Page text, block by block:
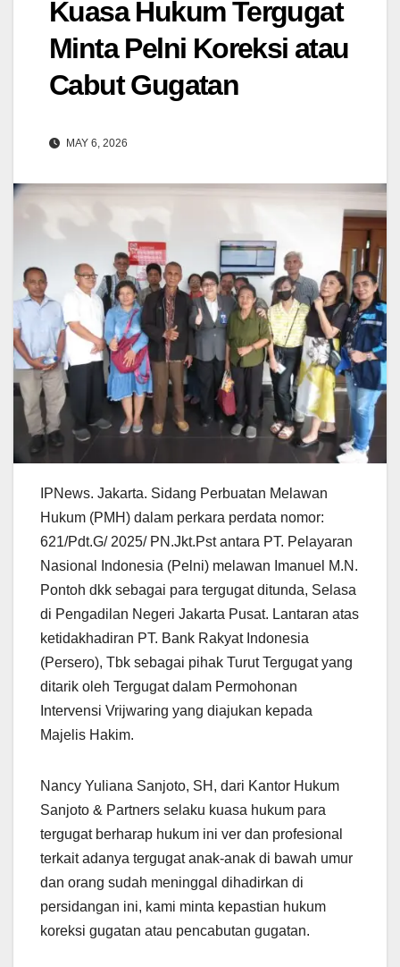
Kuasa Hukum Tergugat
Minta Pelni Koreksi atau
Cabut Gugatan
MAY 6, 2026
IPNews. Jakarta. Sidang Perbuatan Melawan
Hukum (PMH) dalam perkara perdata nomor:
621/Pdt.G/ 2025/ PN.Jkt.Pst antara PT. Pelayaran
Nasional Indonesia (Pelni) melawan Imanuel M.N.
Pontoh dkk sebagai para tergugat ditunda, Selasa
di Pengadilan Negeri Jakarta Pusat. Lantaran atas
ketidakhadiran PT. Bank Rakyat Indonesia
(Persero), Tbk sebagai pihak Turut Tergugat yang
ditarik oleh Tergugat dalam Permohonan
Intervensi Vrijwaring yang diajukan kepada
Majelis Hakim.
Nancy Yuliana Sanjoto, SH, dari Kantor Hukum
Sanjoto & Partners selaku kuasa hukum para
tergugat berharap hukum ini ver dan profesional
terkait adanya tergugat anak-anak di bawah umur
dan orang sudah meninggal dihadirkan di
persidangan ini, kami minta kepastian hukum
koreksi gugatan atau pencabutan gugatan.